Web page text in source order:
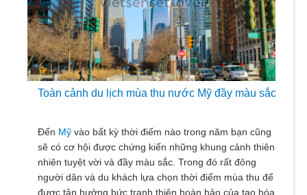
Toàn cảnh du lịch mùa thu nước Mỹ đầy màu sắc
Đến Mỹ vào bất kỳ thời điểm nào trong năm bạn cũng
sẽ có cơ hội được chứng kiến những khung cảnh thiên
nhiên tuyệt vời và đầy màu sắc. Trong đó rất đông
người dân và du khách lựa chọn thời điểm mùa thu để
được tận hưởng bức tranh thiên hoàn hảo của tạo hóa.